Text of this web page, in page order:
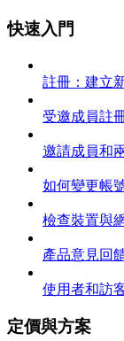
快速入門
註冊：建立
受邀成員註
邀請成員和
如何變更帳
檢查裝置與
產品意見回
使用者和訪
定價與方案